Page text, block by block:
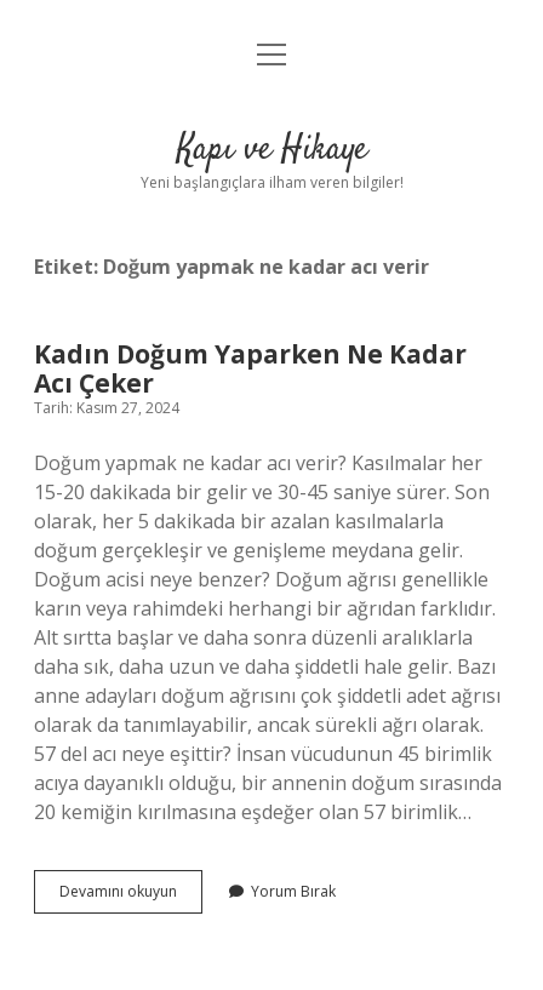
Anasayfa
Yasal Uyarı
menüyü
Kapı ve Hikaye
Yeni başlangıçlara ilham veren bilgiler!
Etiket: Doğum yapmak ne kadar acı verir
Kadın Doğum Yaparken Ne Kadar
Acı Çeker
Tarih: Kasım 27, 2024
Doğum yapmak ne kadar acı verir? Kasılmalar her
15-20 dakikada bir gelir ve 30-45 saniye sürer. Son
olarak, her 5 dakikada bir azalan kasılmalarla
doğum gerçekleşir ve genişleme meydana gelir.
Doğum acisi neye benzer? Doğum ağrısı genellikle
karın veya rahimdeki herhangi bir ağrıdan farklıdır.
Alt sırtta başlar ve daha sonra düzenli aralıklarla
daha sık, daha uzun ve daha şiddetli hale gelir. Bazı
anne adayları doğum ağrısını çok şiddetli adet ağrısı
olarak da tanımlayabilir, ancak sürekli ağrı olarak.
57 del acı neye eşittir? İnsan vücudunun 45 birimlik
acıya dayanıklı olduğu, bir annenin doğum sırasında
20 kemiğin kırılmasına eşdeğer olan 57 birimlik…
Devamını okuyun
Doğum
Yorum Bırak